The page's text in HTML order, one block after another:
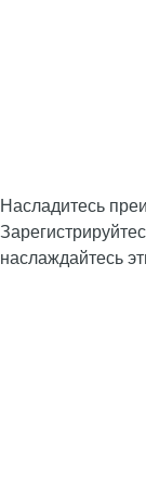
Насладитесь
наслаждайтесь